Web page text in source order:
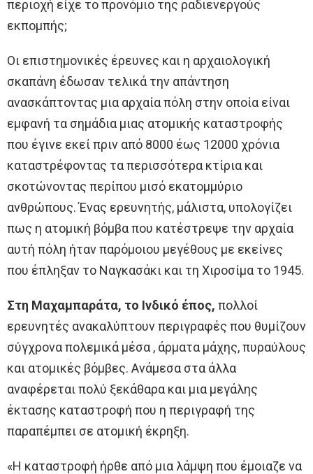
περιοχή είχε το προνόμιο της ραδιενεργούς
εκπομπής;
Οι επιστημονικές έρευνες και η αρχαιολογική
σκαπάνη έδωσαν τελικά την απάντηση
ανασκάπτοντας μια αρχαία πόλη στην οποία είναι
εμφανή τα σημάδια μιας ατομικής καταστροφής
που έγινε εκεί πριν από 8000 έως 12000 χρόνια
καταστρέφοντας τα περισσότερα κτίρια και
σκοτώνοντας περίπου μισό εκατομμύριο
ανθρώπους. Ένας ερευνητής, μάλιστα, υπολογίζει
πως η ατομική βόμβα που κατέστρεψε την αρχαία
αυτή πόλη ήταν παρόμοιου μεγέθους με εκείνες
που έπληξαν το Ναγκασάκι και τη Χιροσίμα το 1945.
Στη Μαχαμπαράτα, το Ινδικό έπος, πολλοί
ερευνητές ανακαλύπτουν περιγραφές που θυμίζουν
σύγχρονα πολεμικά μέσα , άρματα μάχης, πυραύλους
και ατομικές βόμβες. Ανάμεσα στα άλλα
αναφέρεται πολύ ξεκάθαρα και μια μεγάλης
έκτασης καταστροφή που η περιγραφή της
παραπέμπει σε ατομική έκρηξη.
«Η καταστροφή ήρθε από μια λάμψη που έμοιαζε να